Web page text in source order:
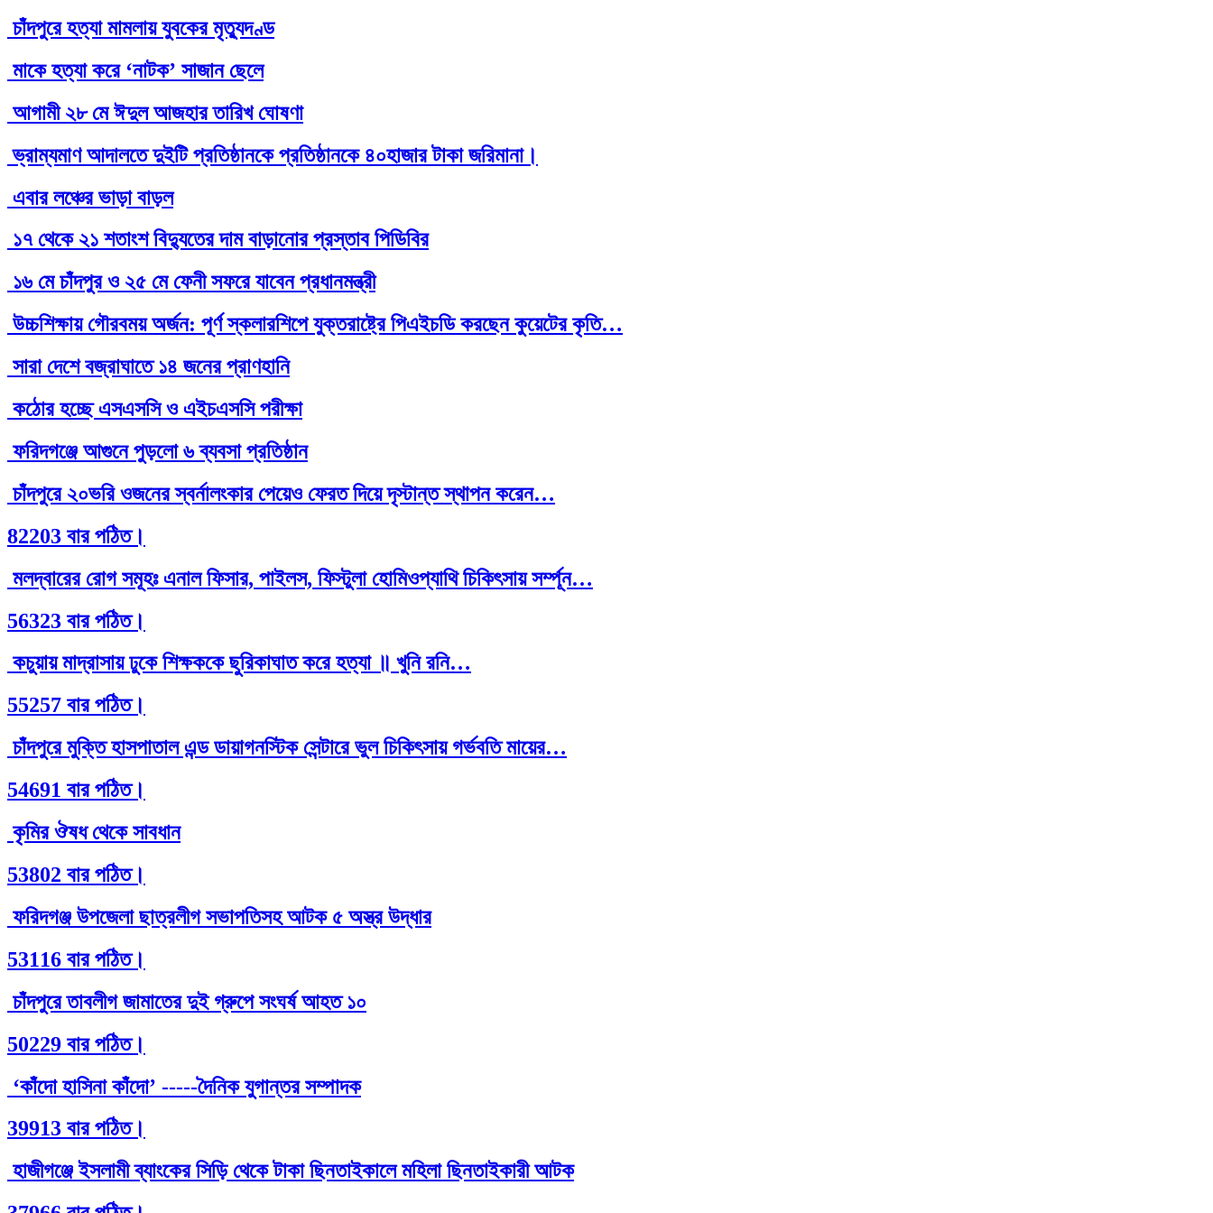
চাঁদপুরে হত্যা মামলায় যুবকের মৃত্যুদণ্ড
মাকে হত্যা করে ‘নাটক’ সাজান ছেলে
আগামী ২৮ মে ঈদুল আজহার তারিখ ঘোষণা
ভ্রাম্যমাণ আদালতে দুইটি প্রতিষ্ঠানকে প্রতিষ্ঠানকে ৪০হাজার টাকা জরিমানা।
এবার লঞ্চের ভাড়া বাড়ল
১৭ থেকে ২১ শতাংশ বিদ্যুতের দাম বাড়ানোর প্রস্তাব পিডিবির
১৬ মে চাঁদপুর ও ২৫ মে ফেনী সফরে যাবেন প্রধানমন্ত্রী
উচ্চশিক্ষায় গৌরবময় অর্জন: পূর্ণ স্কলারশিপে যুক্তরাষ্ট্রে পিএইচডি করছেন কুয়েটের কৃতি…
সারা দেশে বজ্রাঘাতে ১৪ জনের প্রাণহানি
কঠোর হচ্ছে এসএসসি ও এইচএসসি পরীক্ষা
ফরিদগঞ্জে আগুনে পুড়লো ৬ ব্যবসা প্রতিষ্ঠান
চাঁদপুরে ২০ভরি ওজনের স্বর্নালংকার পেয়েও ফেরত দিয়ে দৃস্টান্ত স্থাপন করেন…
82203 বার পঠিত।
মলদ্বারের রোগ সমূহঃ এনাল ফিসার, পাইলস, ফিস্টুলা হোমিওপ্যাথি চিকিৎসায় সর্ম্পূন…
56323 বার পঠিত।
কচুয়ায় মাদ্রাসায় ঢুকে শিক্ষককে ছুরিকাঘাত করে হত্যা ॥ খুনি রনি…
55257 বার পঠিত।
চাঁদপুরে মুক্তি হাসপাতাল এন্ড ডায়াগনস্টিক সেন্টারে ভুল চিকিৎসায় গর্ভবতি মায়ের…
54691 বার পঠিত।
কৃমির ঔষধ থেকে সাবধান
53802 বার পঠিত।
ফরিদগঞ্জ উপজেলা ছাত্রলীগ সভাপতিসহ আটক ৫ অস্ত্র উদ্ধার
53116 বার পঠিত।
চাঁদপুরে তাবলীগ জামাতের দুই গ্রুপে সংঘর্ষ আহত ১০
50229 বার পঠিত।
‘কাঁদো হাসিনা কাঁদো’ -----দৈনিক যুগান্তর সম্পাদক
39913 বার পঠিত।
হাজীগঞ্জে ইসলামী ব্যাংকের সিড়ি থেকে টাকা ছিনতাইকালে মহিলা ছিনতাইকারী আটক